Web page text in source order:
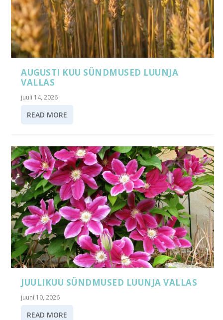
AUGUSTI KUU SÜNDMUSED LUUNJA
VALLAS
juuli 14, 2026
READ MORE
JUULIKUU SÜNDMUSED LUUNJA VALLAS
juuni 10, 2026
READ MORE